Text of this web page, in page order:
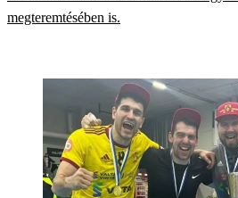
megteremtésében is.